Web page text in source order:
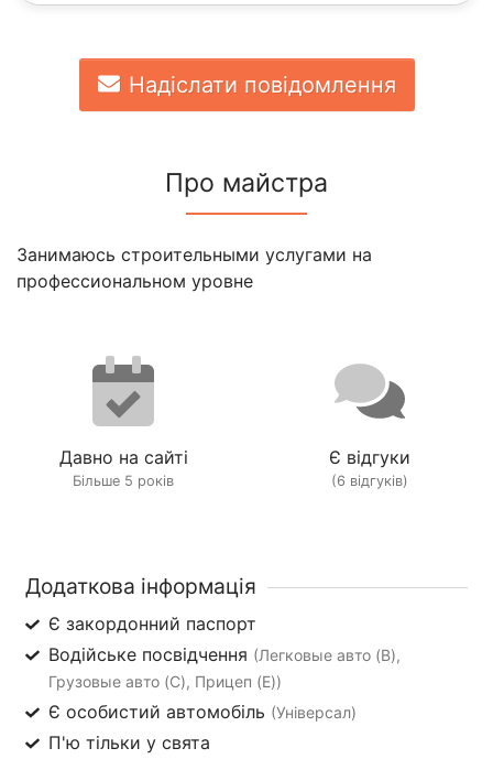
Надіслати повідомлення
Про майстра
Занимаюсь строительными услугами на
профессиональном уровне
Давно на сайті
Більше 5 років
Є відгуки
(6 відгуків)
Додаткова інформація
Є закордонний паспорт
Водійське посвідчення (Легковые авто (B),
Грузовые авто (C), Прицеп (E))
Є особистий автомобіль (Універсал)
П'ю тільки у свята